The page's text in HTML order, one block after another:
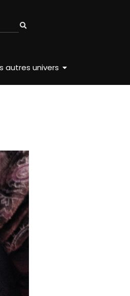
autres univers